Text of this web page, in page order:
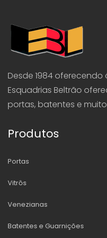
Desde 1984 oferecendo
Esquadrias Beltrão
portas, batentes e
Produtos
Portas
Vitrôs
Venezianas
Batentes e Guarnições